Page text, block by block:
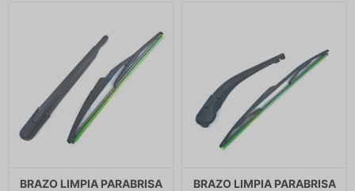
BRAZO LIMPIA PARABRISA
BRAZO LIMPIA PARABRISA